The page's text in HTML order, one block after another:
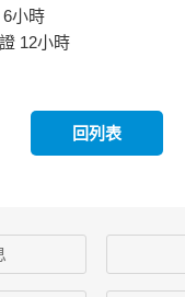
6小時
12小時
回列表